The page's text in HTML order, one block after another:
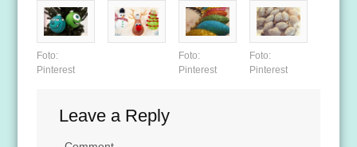
Foto:
Pinterest
Foto:
Pinterest
Foto:
Pinterest
Leave a Reply